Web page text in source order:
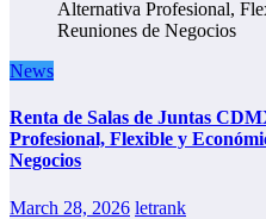
News
Renta de Salas de Juntas
Profesional, Flexible y
Negocios
March 28, 2026 letrank